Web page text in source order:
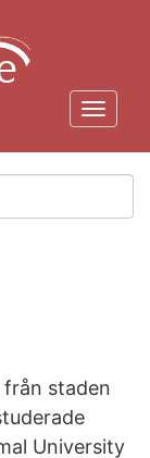
staden
University